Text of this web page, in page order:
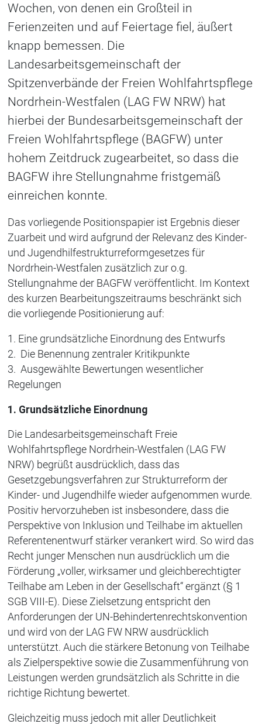
Wochen, von denen ein Großteil in
Ferienzeiten und auf Feiertage fiel, äußert
knapp bemessen. Die
Landesarbeitsgemeinschaft der
Spitzenverbände der Freien Wohlfahrtspflege
Nordrhein-Westfalen (LAG FW NRW) hat
hierbei der Bundesarbeitsgemeinschaft der
Freien Wohlfahrtspflege (BAGFW) unter
hohem Zeitdruck zugearbeitet, so dass die
BAGFW ihre Stellungnahme fristgemäß
einreichen konnte.
Das vorliegende Positionspapier ist Ergebnis dieser
Zuarbeit und wird aufgrund der Relevanz des Kinder-
und Jugendhilfestrukturreformgesetzes für
Nordrhein-Westfalen zusätzlich zur o.g.
Stellungnahme der BAGFW veröffentlicht. Im Kontext
des kurzen Bearbeitungszeitraums beschränkt sich
die vorliegende Positionierung auf:
1. Eine grundsätzliche Einordnung des Entwurfs
2. Die Benennung zentraler Kritikpunkte
3. Ausgewählte Bewertungen wesentlicher
Regelungen
1. Grundsätzliche Einordnung
Die Landesarbeitsgemeinschaft Freie
Wohlfahrtspflege Nordrhein-Westfalen (LAG FW
NRW) begrüßt ausdrücklich, dass das
Gesetzgebungsverfahren zur Strukturreform der
Kinder- und Jugendhilfe wieder aufgenommen wurde.
Positiv hervorzuheben ist insbesondere, dass die
Perspektive von Inklusion und Teilhabe im aktuellen
Referentenentwurf stärker verankert wird. So wird das
Recht junger Menschen nun ausdrücklich um die
Förderung „voller, wirksamer und gleichberechtigter
Teilhabe am Leben in der Gesellschaft“ ergänzt (§ 1
SGB VIII-E). Diese Zielsetzung entspricht den
Anforderungen der UN-Behindertenrechtskonvention
und wird von der LAG FW NRW ausdrücklich
unterstützt. Auch die stärkere Betonung von Teilhabe
als Zielperspektive sowie die Zusammenführung von
Leistungen werden grundsätzlich als Schritte in die
richtige Richtung bewertet.
Gleichzeitig muss jedoch mit aller Deutlichkeit